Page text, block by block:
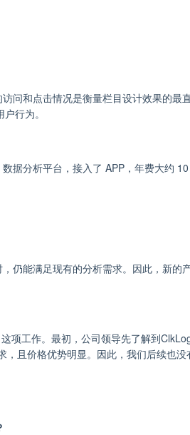
问和点击情况是衡量栏目设计效果的
行为。
据分析平台，接入了 APP，年费大约
仍能满足现有的分析需求。因此，新
项工作。最初，公司领导先了解到
且价格优势明显。因此，我们后续也